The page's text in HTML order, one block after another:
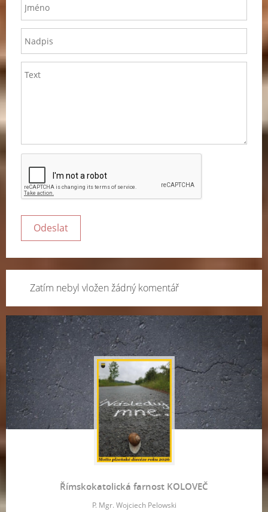
Zatím nebyl vložen žádný komentář
Římskokatolická farnost KOLOVEČ
P. Mgr. Wojciech Pelowski